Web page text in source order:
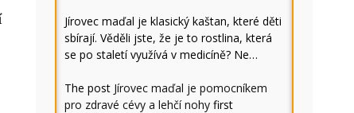
Jírovec maďal je klasický kaštan, které děti
sbírají. Věděli jste, že je to rostlina, která
se po staletí využívá v medicíně? Ne…
The post Jírovec maďal je pomocníkem
pro zdravé cévy a lehčí nohy first